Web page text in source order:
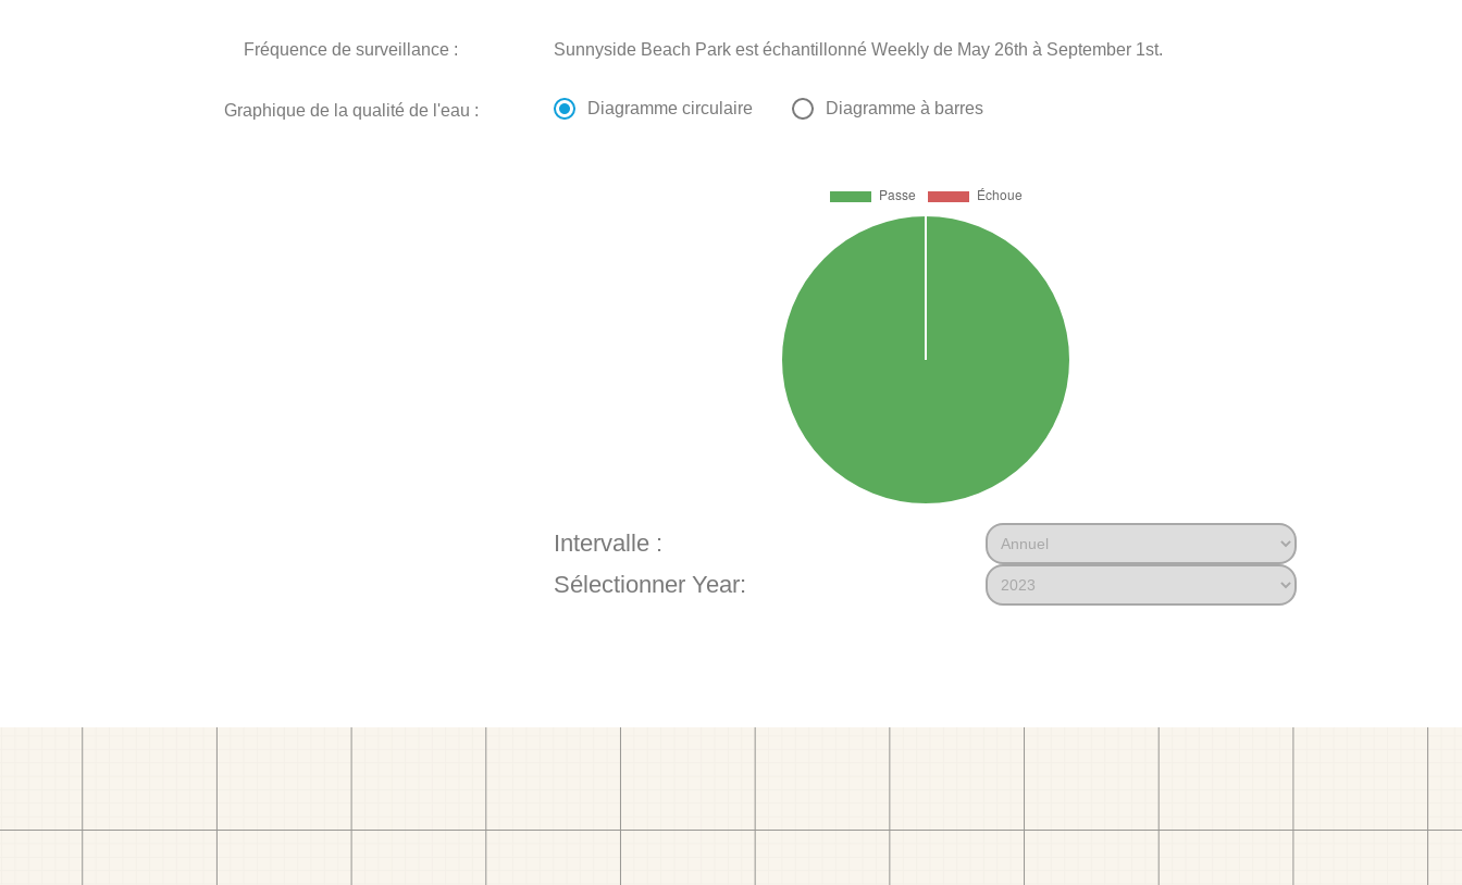
Fréquence de surveillance : Sunnyside Beach Park est échantillonné Weekly de May 26th à September 1st.
Graphique de la qualité de l'eau : Diagramme circulaire Diagramme à barres
Intervalle :
Sélectionner Year: